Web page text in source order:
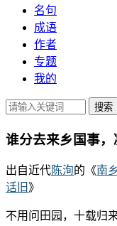
名句
成语
作者
专题
我的
谁分去来乡国事，
出自近代陈洵的《南
话旧 》
不用问田园，十载归